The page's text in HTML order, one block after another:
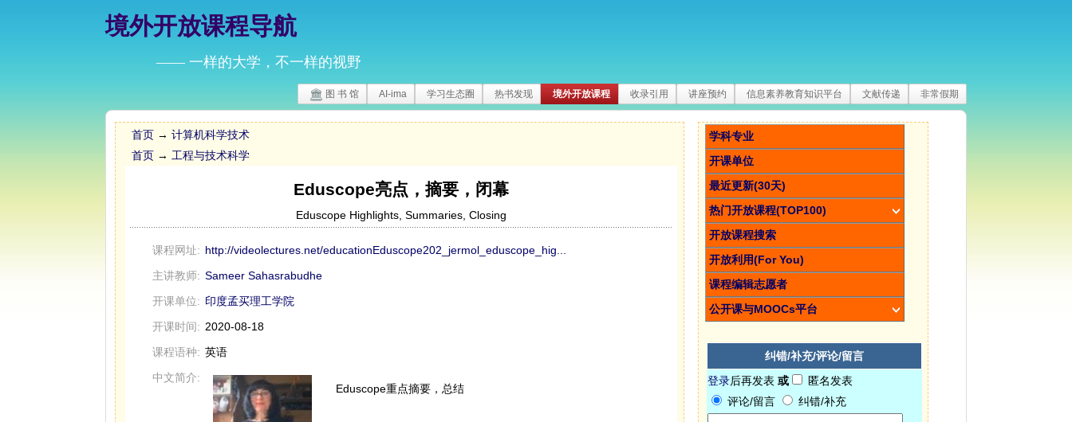
境外开放课程导航
—— 一样的大学，不一样的视野
图 书 馆 AI-ima 学习生态圈 热书发现 境外开放课程 收录引用 讲座预约 信息素养教育知识平台 文献传递 非常假期
首页 → 计算机科学技术
首页 → 工程与技术科学
Eduscope亮点，摘要，闭幕
Eduscope Highlights, Summaries, Closing
课程网址: http://videolectures.net/educationEduscope202_jermol_eduscope_hig...
主讲教师: Sameer Sahasrabudhe
开课单位: 印度孟买理工学院
开课时间: 2020-08-18
课程语种: 英语
中文简介:
Eduscope重点摘要，总结
学科专业
开课单位
最近更新(30天)
热门开放课程(TOP100)
开放课程搜索
开放利用(For You)
课程编辑志愿者
公开课与MOOCs平台
纠错/补充/评论/留言
登录后再发表或
匿名发表
评论/留言
纠错/补充